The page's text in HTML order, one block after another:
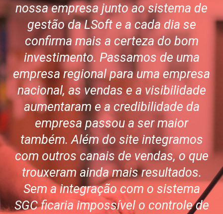
nossa empresa junto ao sistema de
gestão da LSoft e a cada dia se
confirma mais a certeza do bom
investimento. Passamos de uma
empresa regional para uma empresa
nacional, as vendas e a visibilidade
aumentaram e a credibilidade da
empresa passou a ser maior
também. Além do site integramos
com outros canais de vendas, o que
trouxeram ainda mais resultados.
Sem a integração com o sistema
SGC ficaria impossível o controle de